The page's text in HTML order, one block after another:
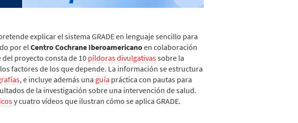
explicar el sistema GRADE en lenguaje sencillo para
por elCentro Cochrane Iberoamericanoen colaboración
del proyecto consta de 10 píldoras divulgativassobre la
factores de los que depende. La información se estructura
, e incluye además una guía práctica con pautas para
de la investigación sobre una intervención de salud.
y cuatro vídeos que ilustran cómo se aplica GRADE.